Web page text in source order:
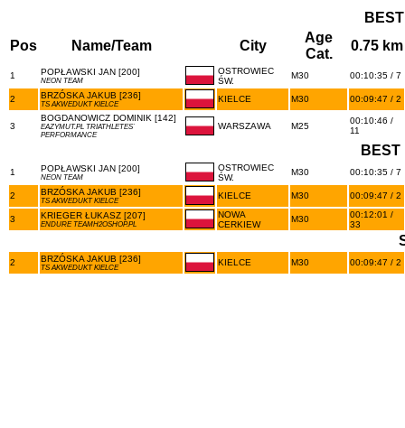
Pos
Name/Team City
Age
Cat.
0.75 km
1 POPŁAWSKI JAN [200]
NEON TEAM
OSTROWIEC
ŚW.
M30 00:10:35 / 7
2 BRZÓSKA JAKUB [236]
TS AKWEDUKT KIELCE
KIELCE M30 00:09:47 / 2
3
BOGDANOWICZ DOMINIK [142]
EAZYMUT.PL TRIATHLETES`
PERFORMANCE
WARSZAWA M25
00:10:46 /
11
BEST
1 POPŁAWSKI JAN [200]
NEON TEAM
OSTROWIEC
ŚW.
M30 00:10:35 / 7
2 BRZÓSKA JAKUB [236]
TS AKWEDUKT KIELCE
KIELCE M30 00:09:47 / 2
3 KRIEGER ŁUKASZ [207]
ENDURE TEAMH2OSHOP.PL
NOWA
CERKIEW
M30
00:12:01 /
33
2 BRZÓSKA JAKUB [236]
TS AKWEDUKT KIELCE
KIELCE M30 00:09:47 / 2